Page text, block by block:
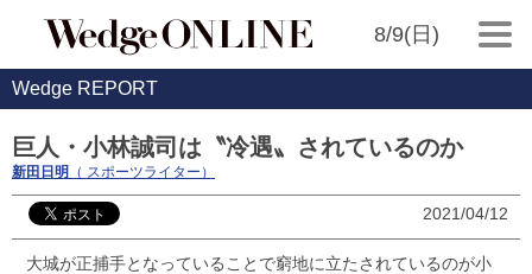
8/9(日)
Wedge REPORT
巨人・小林誠司は〝冷遇〟されているのか
新田日明 （ スポーツライター）
2021/04/12
大城が正捕手となっていることで窮地に立たされているのが小